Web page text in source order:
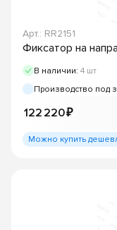
Арт.: RR2151
Фиксатор на
В наличии: 4 шт
Производство под
122 220 ₽
Можно купить